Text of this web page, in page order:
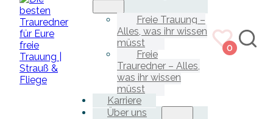
Freie Trauung –
Alles, was ihr wissen
müsst
Freie
Trauredner – Alles,
was ihr wissen
müsst
Karriere
Über uns
0